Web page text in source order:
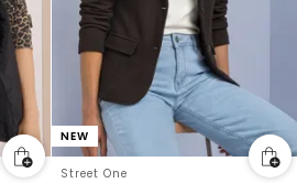
NEW
Street One